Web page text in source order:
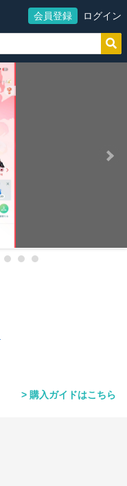
会員登録 ログイン
購入ガイドはこちら